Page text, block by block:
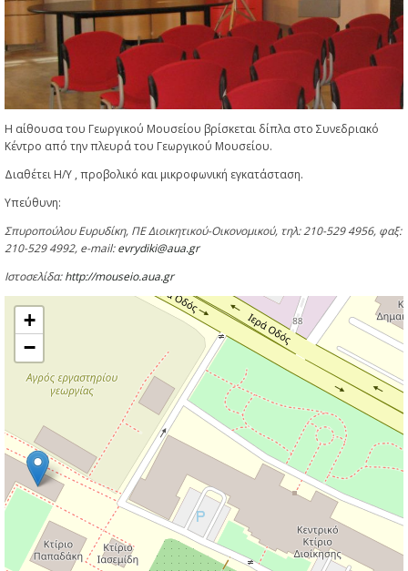
Η αίθουσα του Γεωργικού Μουσείου βρίσκεται δίπλα στο Συνεδριακό
Κέντρο από την πλευρά του Γεωργικού Μουσείου.
Διαθέτει Η/Υ , προβολικό και μικροφωνική εγκατάσταση.
Υπεύθυνη:
Σπυροπούλου Ευρυδίκη, ΠΕ Διοικητικού-Οικονομικού, τηλ: 210-529 4956, φαξ:
210-529 4992, e-mail:evrydiki@aua.gr
Ιστοσελίδα:http://mouseio.aua.gr
+
−